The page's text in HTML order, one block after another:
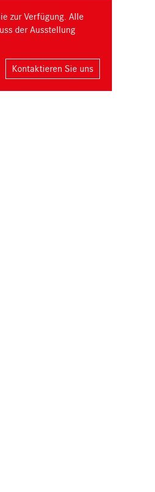
zur Verfügung. Alle
der Ausstellung
Kontaktieren Sie uns